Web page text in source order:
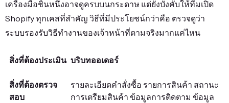
เครื่องมือชิ้นหนึ่งอาจดูครบบนกระดาษ แต่ยังบังคับให้ทีมเปิด
Shopify ทุกเคสที่สำคัญ วิธีที่มีประโยชน์กว่าคือ ตรวจดูว่า
ระบบรองรับวิธีทำงานของเจ้าหน้าที่ตามจริงมากแค่ไหน
บริบทออเดอร์
รายละเอียดคำสั่งซื้อ รายการสินค้า สถานะ
การเตรียมสินค้า ข้อมูลการติดตาม ข้อมูล